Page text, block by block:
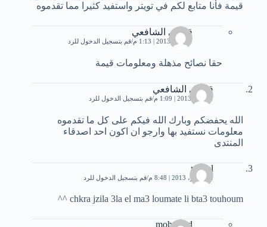
قيمة فأنا متابع لكم في تويتر واستفيد كثيرا مما تقدموه
قادري الشافعي
1 يوليو، 2013 | 1:13 م قم بتسجيل الدخول للرد
حقا نصائح مذهلة ومعلومات قيمة
قادري الشافعي
1 يوليو، 2013 | 1:09 م قم بتسجيل الدخول للرد
الله يحفضكم وبارك الله فيكم على كل ما تقدموه
معلومات نستفيد بها وارجو ان اكون احد اصدقاء
المنتدى
nawel
2 سبتمبر، 2013 | 8:48 م قم بتسجيل الدخول للرد
chkra jzila 3la el ma3 loumate li bta3 touhoum ^^
mohamed